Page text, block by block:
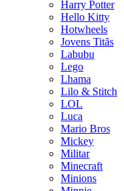
Harry Potter
Hello Kitty
Hotwheels
Jovens Titãs
Labubu
Lego
Lhama
Lilo & Stitch
LOL
Luca
Mario Bros
Mickey
Militar
Minecraft
Minions